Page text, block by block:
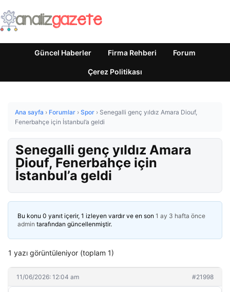
Güncel Haberler Firma Rehberi Forum
Çerez Politikası
Ana sayfa › Forumlar › Spor › Senegalli genç yıldız Amara Diouf,
Fenerbahçe için İstanbul’a geldi
Senegalli genç yıldız Amara
Diouf, Fenerbahçe için
İstanbul’a geldi
Bu konu 0 yanıt içerir, 1 izleyen vardır ve en son 1 ay 3 hafta önce
admin tarafından güncellenmiştir.
1 yazı görüntüleniyor (toplam 1)
11/06/2026: 12:04 am #21998